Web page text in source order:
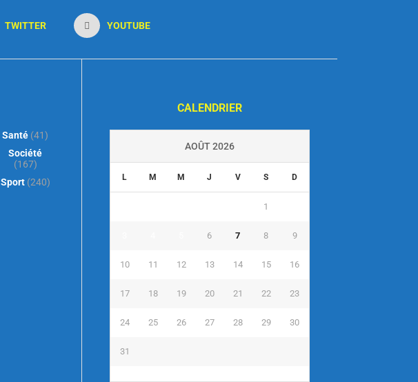
TWITTER YOUTUBE
Santé (41)
Société
(167)
Sport(240)
CALENDRIER
AOÛT 2026
L M M J V S D
1
6 7 8 9
10 11 12 13 14 15 16
17 18 19 20 21 22 23
24 25 26 27 28 29 30
31